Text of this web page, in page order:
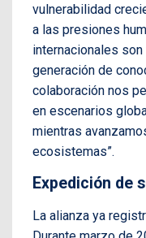
vulnerabilidad
a las presiones
internacionales
generación de
colaboración nos
en escenarios
mientras
ecosistemas”.
Expedición de
La alianza ya